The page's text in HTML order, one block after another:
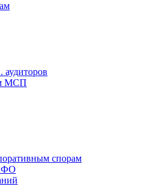
аудиторов
МСП
спорам